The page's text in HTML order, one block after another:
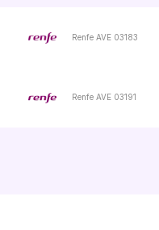
Renfe AVE 03183
Renfe AVE 03191